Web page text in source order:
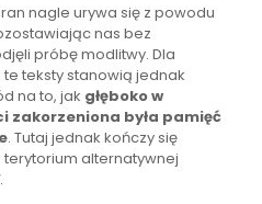
nagle urywa się z powodu
nas bez
próbę modlitwy. Dla
teksty stanowią jednak
na to, jak głęboko w
zakorzeniona była pamięć
. Tutaj jednak kończy się
alternatywnej
.